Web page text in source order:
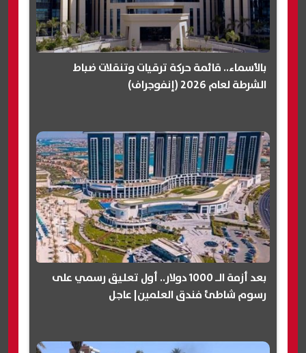
بالأسماء.. قائمة حركة ترقيات وتنقلات ضباط
الشرطة لعام 2026 (إنفوجراف)
بعد أزمة الـ 1000 دولار.. أول تعليق رسمي على
رسوم شاطئ فندق العلمين| عاجل